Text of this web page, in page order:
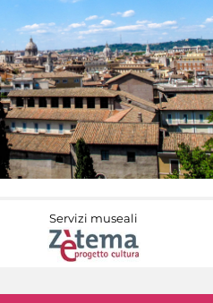
Servizi museali